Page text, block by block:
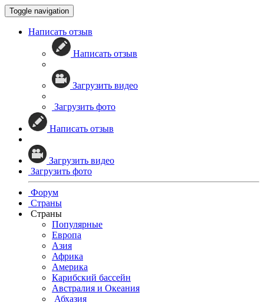
Toggle navigation
Написать отзыв
Написать отзыв
Загрузить видео
Загрузить фото
Написать отзыв
Загрузить видео
Загрузить фото
Форум
Страны
Страны
Популярные
Европа
Азия
Африка
Америка
Карибский бассейн
Австралия и Океания
Абхазия